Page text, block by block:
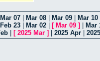
Mar 07 Mar 08 Mar 09 Mar 10
Feb 23 Mar 02 [ Mar 09 ]
Mar
[ 2025 Mar ] 2025 Apr